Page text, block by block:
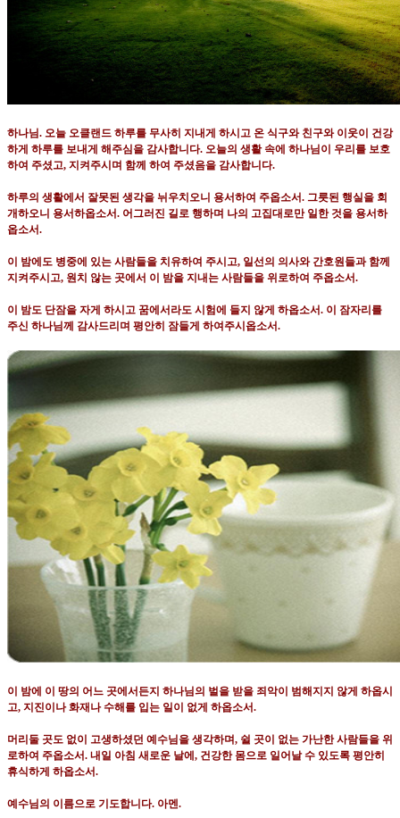
하나님. 오늘 오클랜드 하루를 무사히 지내게 하시고 온 식구와 친구와 이웃이 건강
하게 하루를 보내게 해주심을 감사합니다. 오늘의 생활 속에 하나님이 우리를 보호
하여 주셨고, 지켜주시며 함께 하여 주셨음을 감사합니다.
하루의 생활에서 잘못된 생각을 뉘우치오니 용서하여 주옵소서. 그릇된 행실을 회
개하오니 용서하옵소서. 어그러진 길로 행하며 나의 고집대로만 일한 것을 용서하
옵소서.
이 밤에도 병중에 있는 사람들을 치유하여 주시고, 일선의 의사와 간호원들과 함께
지켜주시고, 원치 않는 곳에서 이 밤을 지내는 사람들을 위로하여 주옵소서.
이 밤도 단잠을 자게 하시고 꿈에서라도 시험에 들지 않게 하옵소서. 이 잠자리를
주신 하나님께 감사드리며 평안히 잠들게 하여주시옵소서.
이 밤에 이 땅의 어느 곳에서든지 하나님의 벌을 받을 죄악이 범해지지 않게 하옵시
고, 지진이나 화재나 수해를 입는 일이 없게 하옵소서.
머리둘 곳도 없이 고생하셨던 예수님을 생각하며, 쉴 곳이 없는 가난한 사람들을 위
로하여 주옵소서. 내일 아침 새로운 날에 , 건강한 몸으로 일어날 수 있도록 평안히
휴식하게 하옵소서.
예수님의 이름으로 기도합니다. 아멘.